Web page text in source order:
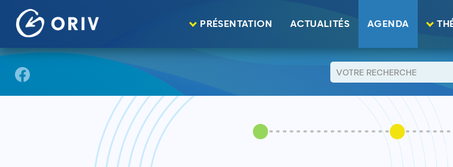
Aller au contenu
PRÉSENTATION ACTUALITÉS AGENDA
AGENDA